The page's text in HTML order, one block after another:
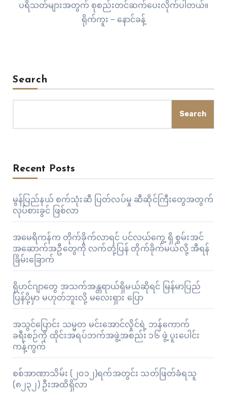
ပရိသတ်များအတွက် စုစည်းတင်ဆက်ပေးလိုက်ပါတယ်။
ရိုက်ကူး – နောင်ခန့်
Search
Search
Recent Posts
မွန်ပြည်နယ် စက်သုံးဆီ ပြတ်လပ်မှု ဆီဆိုင်ကြီးတွေအတွက်
လုပ်စားခွင် ဖြစ်လာ
အမေရိကန်က တိုက်ခိုက်လာရင် ပင်လယ်ကွေ့ ရှိ စွမ်းအင်
အဆောက်အဦတွေကို လက်တုံ့ပြန် တိုက်ခိုက်မယ်လို့ အီရန်
ခြိမ်းခြောက်
ရိုဟင်ဂျာတွေ အသက်အန္တရာယ်ရှိမယ်ဆိုရင် မြန်မာပြည်
ပြန်ပို့မှာ မဟုတ်ဘူးလို့ မလေးရှား ပြော
အသွင်ပြောင်း သမ္မတ မင်းအောင်လှိုင်ရဲ့ ဘန်ကောက်
ခရီးစဉ်ကို ထိုင်းအရပ်ဘက်အဖွဲ့အစည်း ၁၆ ဖွဲ့ ပူးပေါင်း
ကန့်ကွက်
စစ်အာဏာသိမ်း (၂၀၁၂)ရက်အတွင်း သတ်ဖြတ်ခံရသူ
(၈၂၃၂) ဦးအထိရှိလာ